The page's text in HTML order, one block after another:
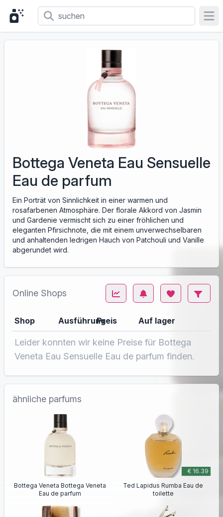
Bottega Veneta Eau Sensuelle
Eau de parfum
Ein Porträt von Sinnlichkeit in einer warmen und
rosafarbenen Atmosphäre. Der florale Akkord von Jasmin
und Gardenie vermischt sich zu einer fröhlichen und
eleganten Pfirsichnote, die mit einem unverwechselbaren
und anhaltenden ledrigen Hauch von Patchouli und Vanille
abgerundet wird.
Online Shops
Shop AusführungPreis Auf lager
Leider konnten wir keine Preise für Bottega
Veneta Eau Sensuelle Eau de parfum finden.
ähnliche parfums
Bottega Veneta Bottega Veneta
Eau de parfum
€ 16.39
Ted Lapidus Rumba Eau de
toilette